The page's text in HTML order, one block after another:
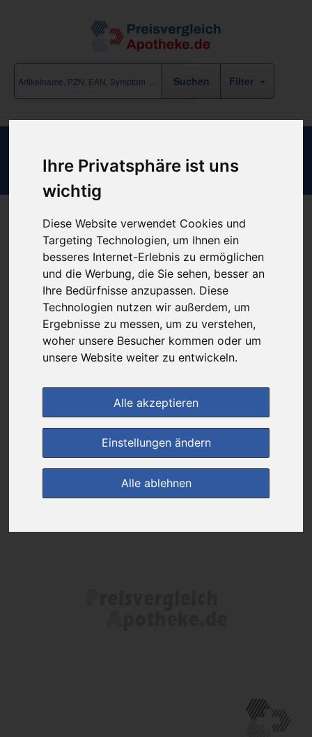
Ihre Privatsphäre ist uns
wichtig
Diese Website verwendet Cookies und
Targeting Technologien, um Ihnen ein
besseres Internet-Erlebnis zu ermöglichen
und die Werbung, die Sie sehen, besser an
Ihre Bedürfnisse anzupassen. Diese
Technologien nutzen wir außerdem, um
Ergebnisse zu messen, um zu verstehen,
woher unsere Besucher kommen oder um
unsere Website weiter zu entwickeln.
Alle akzeptieren
Einstellungen ändern
Alle ablehnen
Filter
INWAY SUP VERW VS 40 CH16
Produkt empfehlen
Kein Preis bekannt
Das gewünschte Produkt ist derzeit bei keinem unserer Partner
erhältlich.
(0) Jetzt bewerten!
zur Startseite
Preisalarm